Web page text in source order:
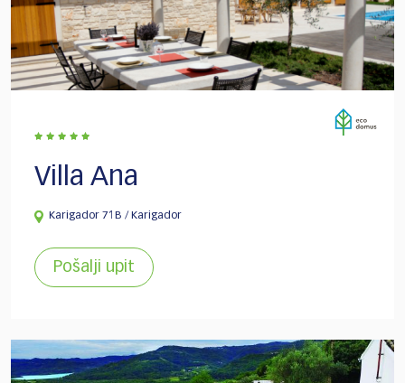
Villa Ana
Karigador 71B / Karigador
Pošalji upit